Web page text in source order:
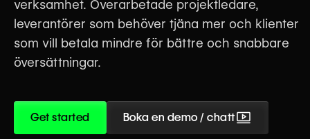
verksamhet. Överarbetade projektledare,
leverantörer som behöver tjäna mer och klienter
som vill betala mindre för bättre och snabbare
översättningar.
Get started Boka en demo / chatt